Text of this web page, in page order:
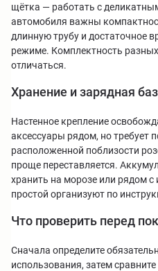
щётка — работать с
автомобиля важны
длинную трубу и достаточное
режиме. Комплектность
отличаться.
Хранение и зарядная
Настенное крепление
аксессуары рядом, но требует
расположенной поблизости
проще переставляется.
хранить на морозе или рядом
простой организуют по
Что проверить перед
Сначала определите
использования, затем